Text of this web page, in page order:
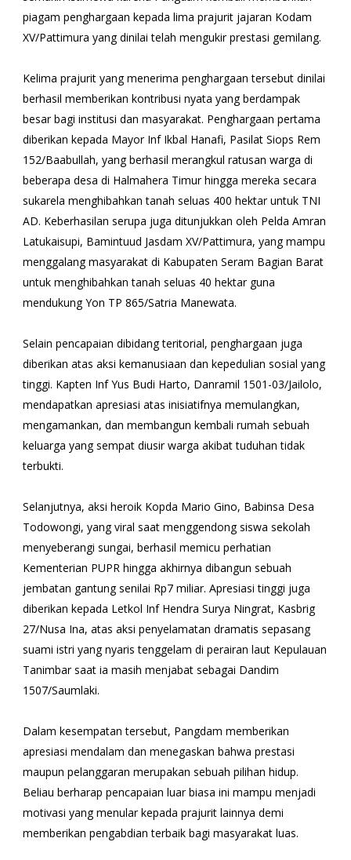
piagam penghargaan kepada lima prajurit jajaran Kodam
XV/Pattimura yang dinilai telah mengukir prestasi gemilang.
​Kelima prajurit yang menerima penghargaan tersebut dinilai
berhasil memberikan kontribusi nyata yang berdampak
besar bagi institusi dan masyarakat. Penghargaan pertama
diberikan kepada Mayor Inf Ikbal Hanafi, Pasilat Siops Rem
152/Baabullah, yang berhasil merangkul ratusan warga di
beberapa desa di Halmahera Timur hingga mereka secara
sukarela menghibahkan tanah seluas 400 hektar untuk TNI
AD. Keberhasilan serupa juga ditunjukkan oleh Pelda Amran
Latukaisupi, Bamintuud Jasdam XV/Pattimura, yang mampu
menggalang masyarakat di Kabupaten Seram Bagian Barat
untuk menghibahkan tanah seluas 40 hektar guna
mendukung Yon TP 865/Satria Manewata.
​Selain pencapaian dibidang teritorial, penghargaan juga
diberikan atas aksi kemanusiaan dan kepedulian sosial yang
tinggi. Kapten Inf Yus Budi Harto, Danramil 1501-03/Jailolo,
mendapatkan apresiasi atas inisiatifnya memulangkan,
mengamankan, dan membangun kembali rumah sebuah
keluarga yang sempat diusir warga akibat tuduhan tidak
terbukti.
Selanjutnya, aksi heroik Kopda Mario Gino, Babinsa Desa
Todowongi, yang viral saat menggendong siswa sekolah
menyeberangi sungai, berhasil memicu perhatian
Kementerian PUPR hingga akhirnya dibangun sebuah
jembatan gantung senilai Rp7 miliar. Apresiasi tinggi juga
diberikan kepada Letkol Inf Hendra Surya Ningrat, Kasbrig
27/Nusa Ina, atas aksi penyelamatan dramatis sepasang
suami istri yang nyaris tenggelam di perairan laut Kepulauan
Tanimbar saat ia masih menjabat sebagai Dandim
1507/Saumlaki.
​Dalam kesempatan tersebut, Pangdam memberikan
apresiasi mendalam dan menegaskan bahwa prestasi
maupun pelanggaran merupakan sebuah pilihan hidup.
Beliau berharap pencapaian luar biasa ini mampu menjadi
motivasi yang menular kepada prajurit lainnya demi
memberikan pengabdian terbaik bagi masyarakat luas.